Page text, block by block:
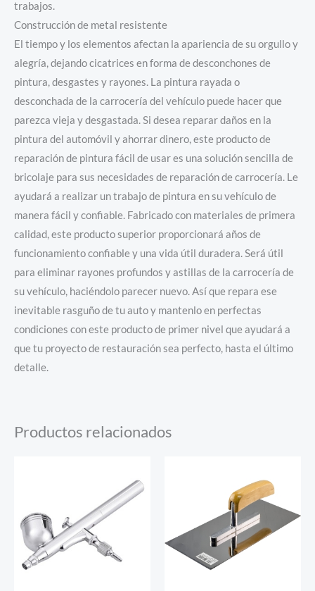
trabajos.
Construcción de metal resistente
El tiempo y los elementos afectan la apariencia de su orgullo y
alegría, dejando cicatrices en forma de desconchones de
pintura, desgastes y rayones. La pintura rayada o
desconchada de la carrocería del vehículo puede hacer que
parezca vieja y desgastada. Si desea reparar daños en la
pintura del automóvil y ahorrar dinero, este producto de
reparación de pintura fácil de usar es una solución sencilla de
bricolaje para sus necesidades de reparación de carrocería. Le
ayudará a realizar un trabajo de pintura en su vehículo de
manera fácil y confiable. Fabricado con materiales de primera
calidad, este producto superior proporcionará años de
funcionamiento confiable y una vida útil duradera. Será útil
para eliminar rayones profundos y astillas de la carrocería de
su vehículo, haciéndolo parecer nuevo. Así que repara ese
inevitable rasguño de tu auto y mantenlo en perfectas
condiciones con este producto de primer nivel que ayudará a
que tu proyecto de restauración sea perfecto, hasta el último
detalle.
Productos relacionados